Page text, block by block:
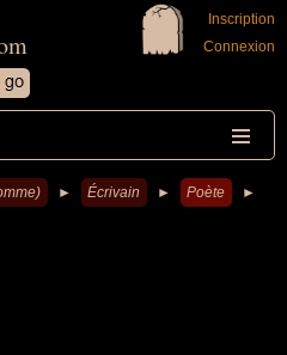
Inscription
Connexion
► Écrivain ► Poète ►